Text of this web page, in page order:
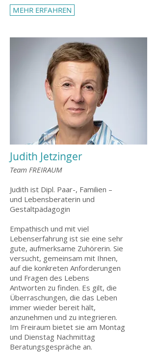
MEHR ERFAHREN
Judith Jetzinger
Team FREIRAUM
Judith ist Dipl. Paar-, Familien –
und Lebensberaterin und
Gestaltpädagogin
Empathisch und mit viel
Lebenserfahrung ist sie eine sehr
gute, aufmerksame Zuhörerin. Sie
versucht, gemeinsam mit Ihnen,
auf die konkreten Anforderungen
und Fragen des Lebens
Antworten zu finden. Es gilt, die
Überraschungen, die das Leben
immer wieder bereit hält,
anzunehmen und zu integrieren.
Im Freiraum bietet sie am Montag
und Dienstag Nachmittag
Beratungsgespräche an.